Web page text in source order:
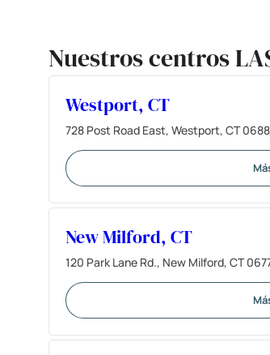
Nuestros centros
Westport, CT
728 Post Road East, Westport, CT
New Milford, CT
120 Park Lane Rd., New Milford, CT